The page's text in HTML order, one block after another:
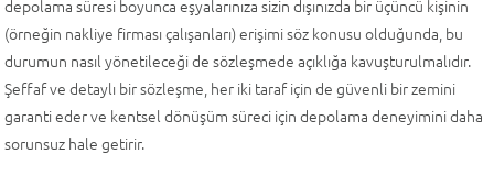
depolama süresi boyunca eşyalarınıza sizin dışınızda bir üçüncü kişinin
(örneğin nakliye firması çalışanları) erişimi söz konusu olduğunda, bu
durumun nasıl yönetileceği de sözleşmede açıklığa kavuşturulmalıdır.
Şeffaf ve detaylı bir sözleşme, her iki taraf için de güvenli bir zemini
garanti eder ve kentsel dönüşüm süreci için depolama deneyimini daha
sorunsuz hale getirir.